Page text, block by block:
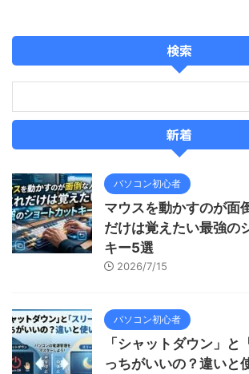
検索
新着
パソコン初心者
マウスを動かすのが面
だけは覚えたい最強の
キー5選
2026/7/15
パソコン初心者
「シャットダウン」と
っちがいいの？違いと